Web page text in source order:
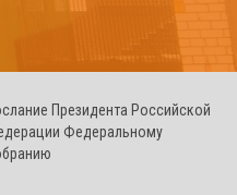
Президента Российской
Федеральному